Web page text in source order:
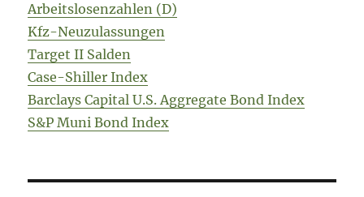
Arbeitslosenzahlen (D)
Kfz-Neuzulassungen
Target II Salden
Case-Shiller Index
Barclays Capital U.S. Aggregate Bond Index
S&P Muni Bond Index